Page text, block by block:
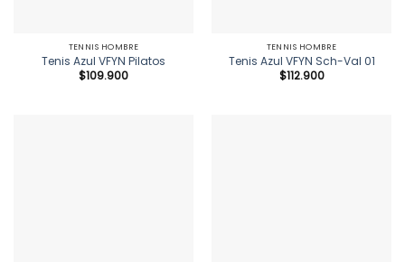
TENNIS HOMBRE
Tenis Azul VFYN Pilatos
$109.900
TENNIS HOMBRE
Tenis Azul VFYN Sch-Val 01
$112.900